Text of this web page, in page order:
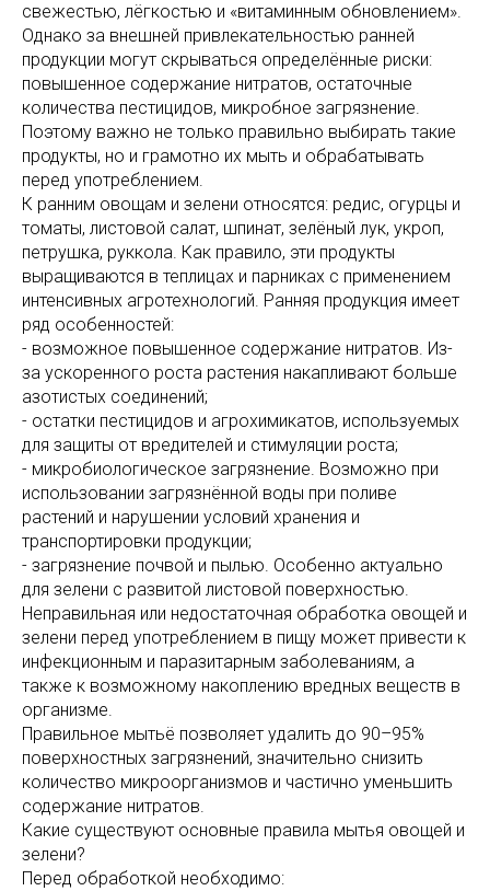
свежестью, лёгкостью и «витаминным обновлением».
Однако за внешней привлекательностью ранней
продукции могут скрываться определённые риски:
повышенное содержание нитратов, остаточные
количества пестицидов, микробное загрязнение.
Поэтому важно не только правильно выбирать такие
продукты, но и грамотно их мыть и обрабатывать
перед употреблением.
К ранним овощам и зелени относятся: редис, огурцы и
томаты, листовой салат, шпинат, зелёный лук, укроп,
петрушка, руккола. Как правило, эти продукты
выращиваются в теплицах и парниках с применением
интенсивных агротехнологий. Ранняя продукция имеет
ряд особенностей:
- возможное повышенное содержание нитратов. Из-
за ускоренного роста растения накапливают больше
азотистых соединений;
- остатки пестицидов и агрохимикатов, используемых
для защиты от вредителей и стимуляции роста;
- микробиологическое загрязнение. Возможно при
использовании загрязнённой воды при поливе
растений и нарушении условий хранения и
транспортировки продукции;
- загрязнение почвой и пылью. Особенно актуально
для зелени с развитой листовой поверхностью.
Неправильная или недостаточная обработка овощей и
зелени перед употреблением в пищу может привести к
инфекционным и паразитарным заболеваниям, а
также к возможному накоплению вредных веществ в
организме.
Правильное мытьё позволяет удалить до 90–95%
поверхностных загрязнений, значительно снизить
количество микроорганизмов и частично уменьшить
содержание нитратов.
Какие существуют основные правила мытья овощей и
зелени?
Перед обработкой необходимо: